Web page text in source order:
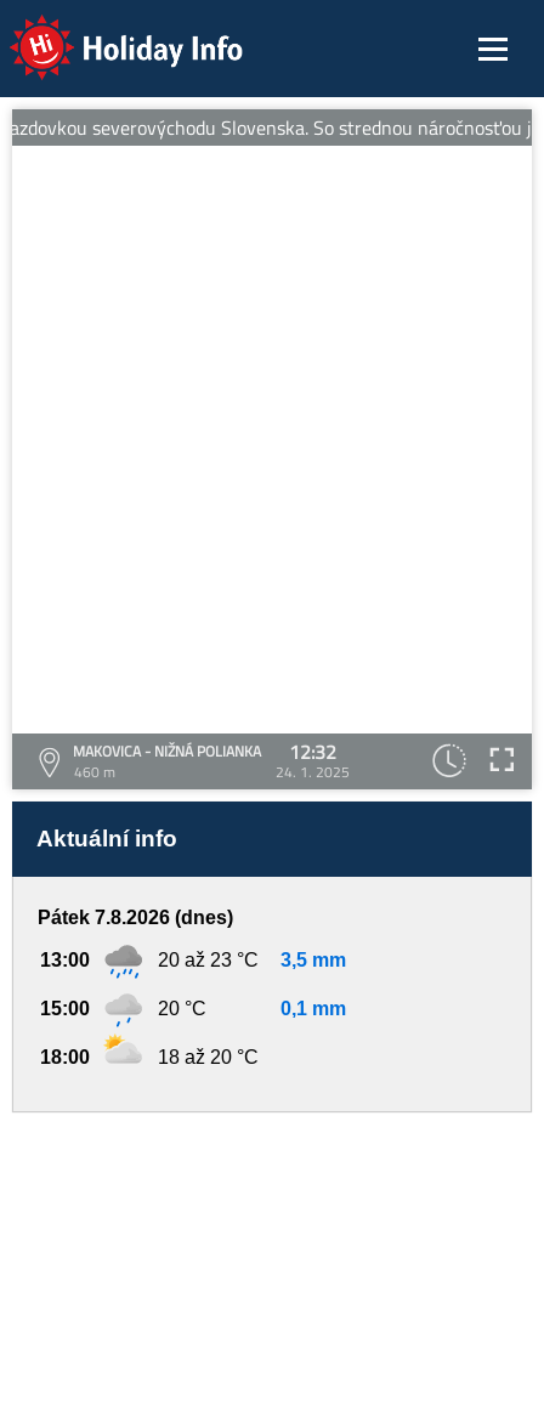
Holiday Info
severovýchodu Slovenska. So strednou náročnosťou
MAKOVICA - NIŽNÁ POLIANKA
460 m
12:32
24. 1. 2025
Aktuální info
Pátek 7.8.2026 (dnes)
13:00 20 až 23 °C 3,5 mm
15:00 20 °C 0,1 mm
18:00 18 až 20 °C